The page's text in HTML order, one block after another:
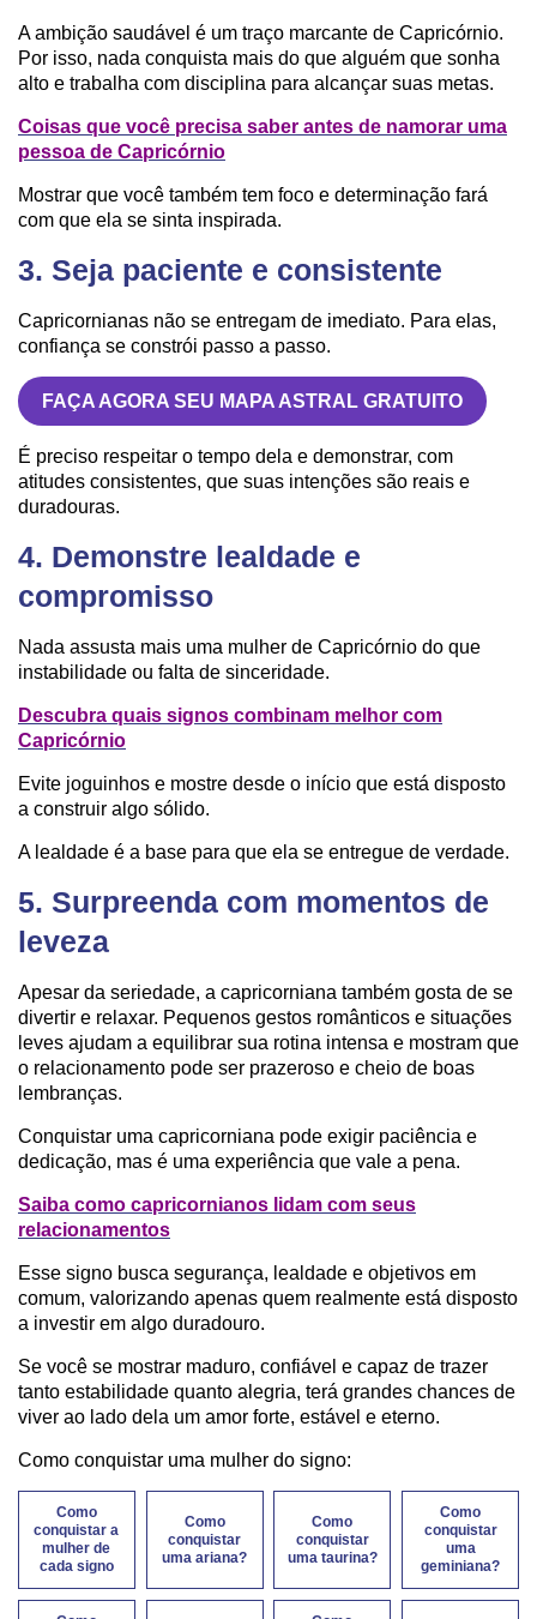
A ambição saudável é um traço marcante de Capricórnio.
Por isso, nada conquista mais do que alguém que sonha
alto e trabalha com disciplina para alcançar suas metas.
Coisas que você precisa saber antes de namorar uma
pessoa de Capricórnio
Mostrar que você também tem foco e determinação fará
com que ela se sinta inspirada.
3. Seja paciente e consistente
Capricornianas não se entregam de imediato. Para elas,
confiança se constrói passo a passo.
FAÇA AGORA SEU MAPA ASTRAL GRATUITO
É preciso respeitar o tempo dela e demonstrar, com
atitudes consistentes, que suas intenções são reais e
duradouras.
4. Demonstre lealdade e
compromisso
Nada assusta mais uma mulher de Capricórnio do que
instabilidade ou falta de sinceridade.
Descubra quais signos combinam melhor com
Capricórnio
Evite joguinhos e mostre desde o início que está disposto
a construir algo sólido.
A lealdade é a base para que ela se entregue de verdade.
5. Surpreenda com momentos de
leveza
Apesar da seriedade, a capricorniana também gosta de se
divertir e relaxar. Pequenos gestos românticos e situações
leves ajudam a equilibrar sua rotina intensa e mostram que
o relacionamento pode ser prazeroso e cheio de boas
lembranças.
Conquistar uma capricorniana pode exigir paciência e
dedicação, mas é uma experiência que vale a pena.
Saiba como capricornianos lidam com seus
relacionamentos
Esse signo busca segurança, lealdade e objetivos em
comum, valorizando apenas quem realmente está disposto
a investir em algo duradouro.
Se você se mostrar maduro, confiável e capaz de trazer
tanto estabilidade quanto alegria, terá grandes chances de
viver ao lado dela um amor forte, estável e eterno.
Como conquistar uma mulher do signo:
Como
conquistar a
mulher de
cada signo
Como
conquistar
uma ariana?
Como
conquistar
uma taurina?
Como
conquistar
uma
geminiana?